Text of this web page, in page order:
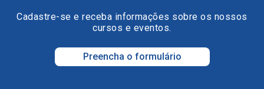
Cadastre-se e receba informações sobre os nossos
cursos e eventos.
Preencha o formulário